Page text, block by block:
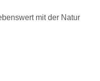
mit der Natur